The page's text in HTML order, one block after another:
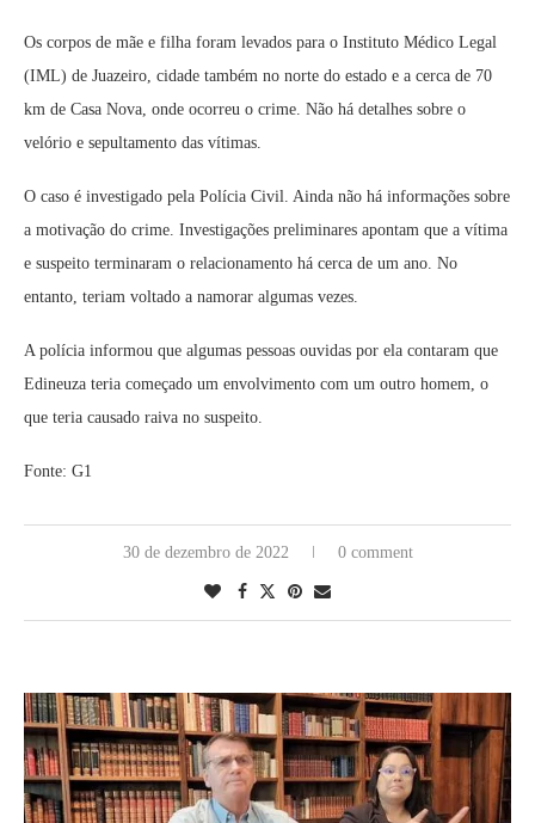
Os corpos de mãe e filha foram levados para o Instituto Médico Legal
(IML) de Juazeiro, cidade também no norte do estado e a cerca de 70
km de Casa Nova, onde ocorreu o crime. Não há detalhes sobre o
velório e sepultamento das vítimas.
O caso é investigado pela Polícia Civil. Ainda não há informações sobre
a motivação do crime. Investigações preliminares apontam que a vítima
e suspeito terminaram o relacionamento há cerca de um ano. No
entanto, teriam voltado a namorar algumas vezes.
A polícia informou que algumas pessoas ouvidas por ela contaram que
Edineuza teria começado um envolvimento com um outro homem, o
que teria causado raiva no suspeito.
Fonte: G1
30 de dezembro de 2022 0 comment